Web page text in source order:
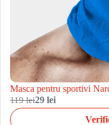
Masca pentru sportivi
119 lei29 lei